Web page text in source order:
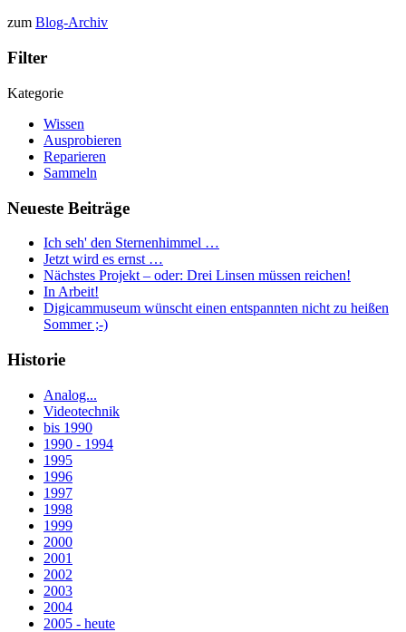
zum Blog-Archiv
Filter
Kategorie
Wissen
Ausprobieren
Reparieren
Sammeln
Neueste Beiträge
Ich seh' den Sternenhimmel …
Jetzt wird es ernst …
Nächstes Projekt – oder: Drei Linsen müssen reichen!
In Arbeit!
Digicammuseum wünscht einen entspannten nicht zu heißen
Sommer ;-)
Historie
Analog...
Videotechnik
bis 1990
1990 - 1994
1995
1996
1997
1998
1999
2000
2001
2002
2003
2004
2005 - heute